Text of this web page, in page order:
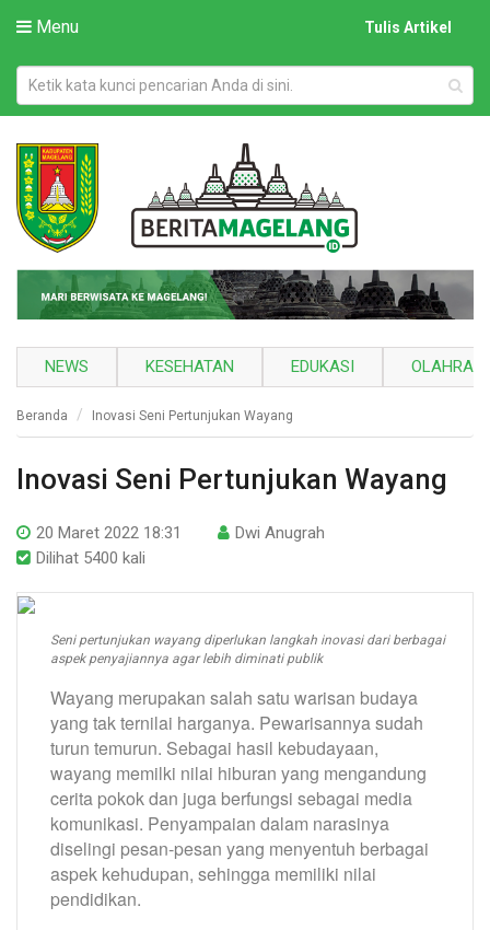
Menu Tulis Artikel
NEWS KESEHATAN EDUKASI
Beranda Inovasi Seni Pertunjukan Wayang
Inovasi Seni Pertunjukan Wayang
20 Maret 2022 18:31
Dwi Anugrah
Dilihat 5400 kali
Seni pertunjukan wayang diperlukan langkah inovasi dari berbagai
aspek penyajiannya agar lebih diminati publik
Wayang merupakan salah satu warisan budaya
yang tak ternilai harganya. Pewarisannya sudah
turun temurun. Sebagai hasil kebudayaan,
wayang memilki nilai hiburan yang mengandung
cerita pokok dan juga berfungsi sebagai media
komunikasi. Penyampaian dalam narasinya
diselingi pesan-pesan yang menyentuh berbagai
aspek kehudupan, sehingga memiliki nilai
pendidikan.